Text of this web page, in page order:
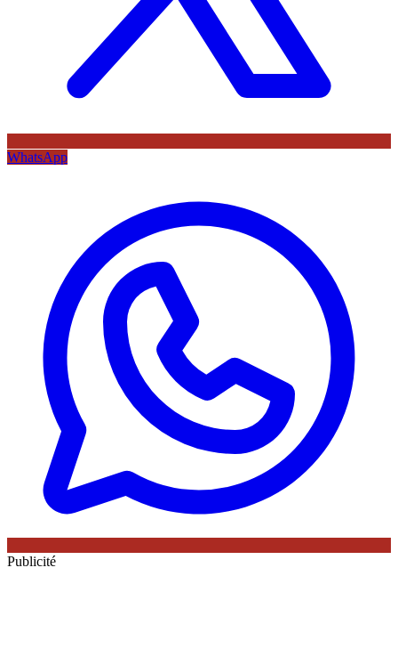
WhatsApp
Publicité